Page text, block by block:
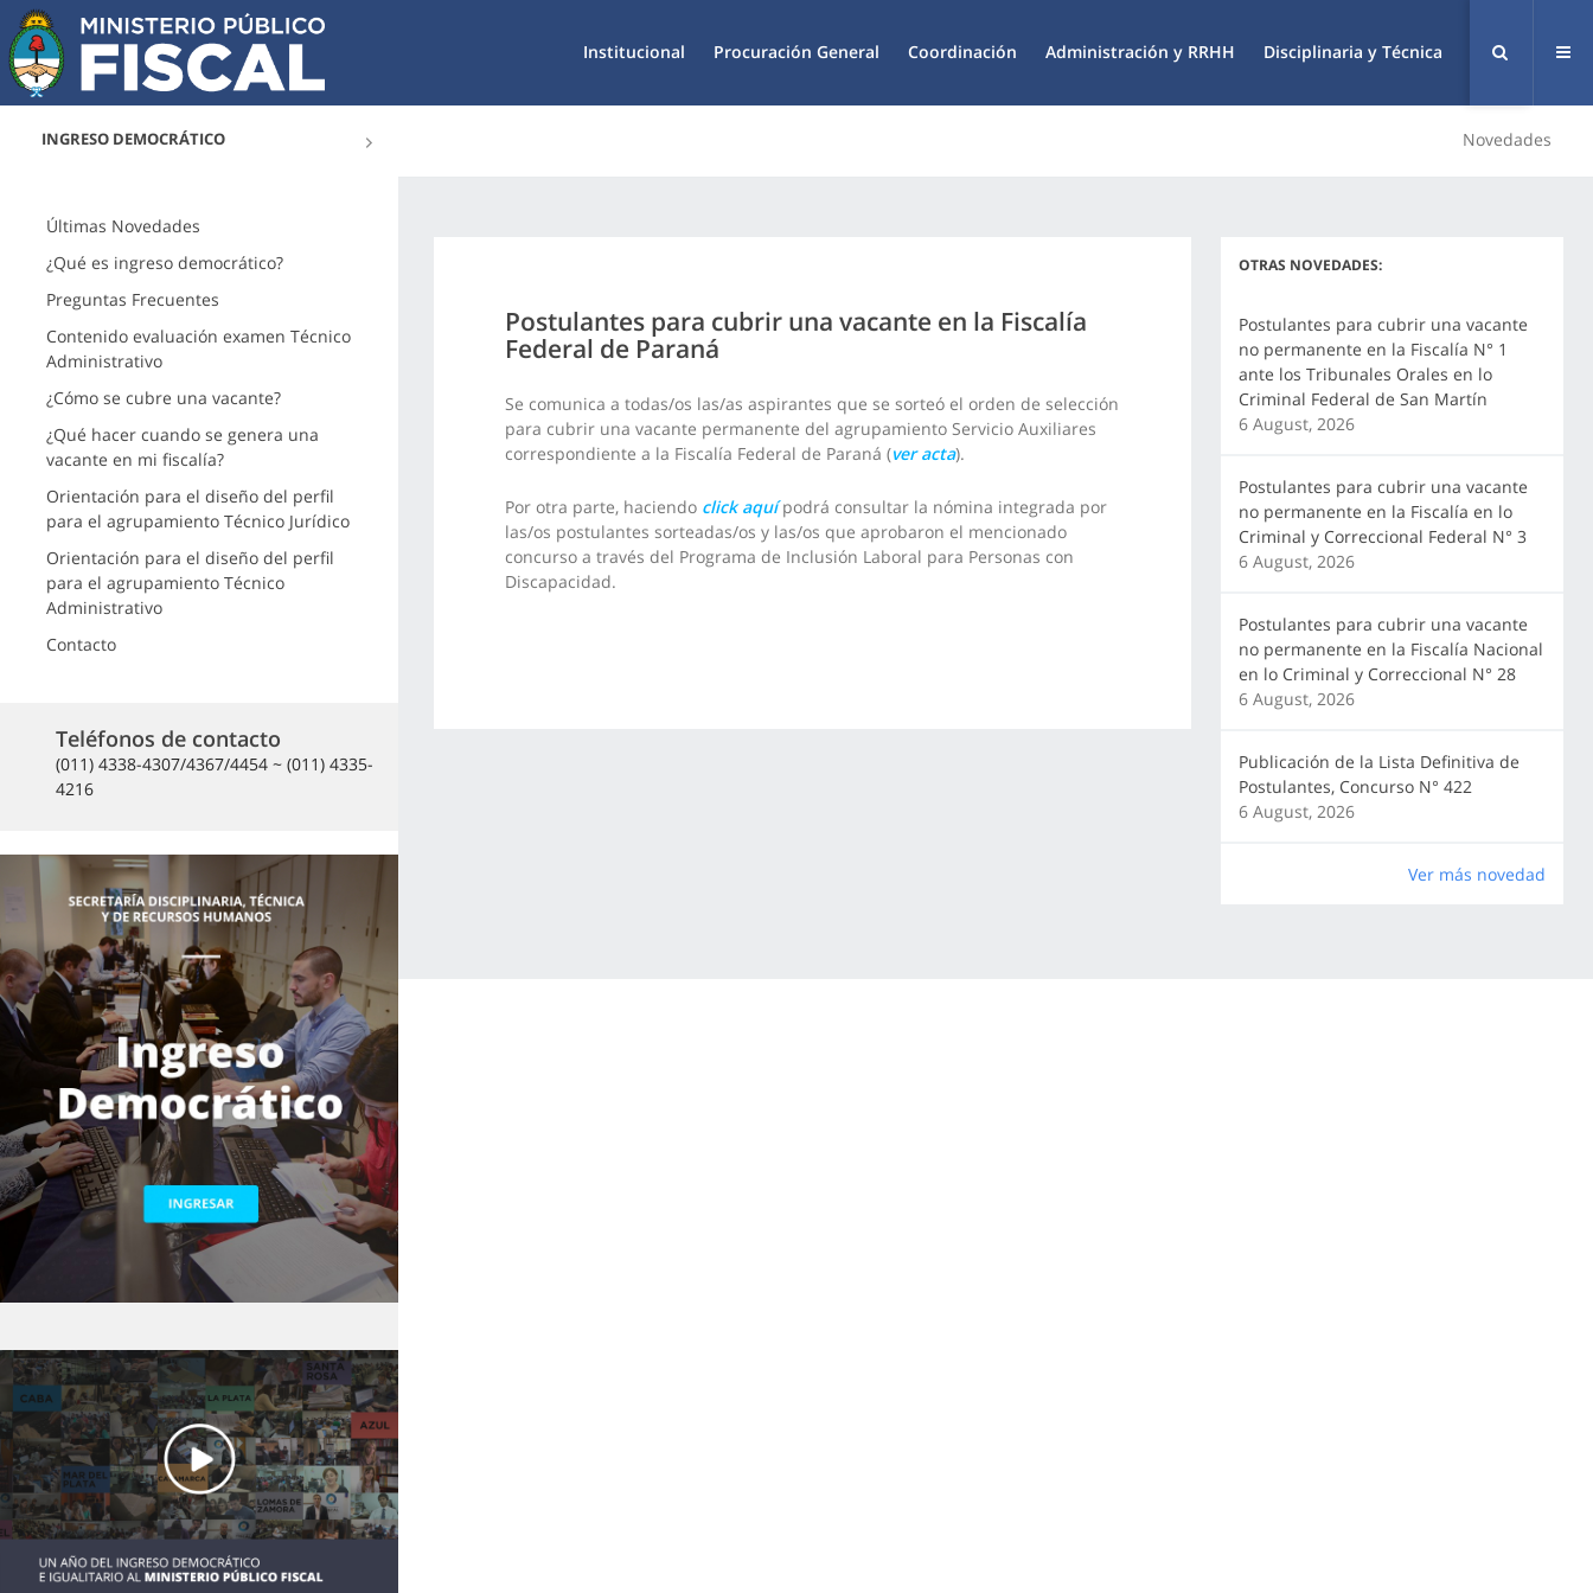
Institucional Procuración General Coordinación Administración y RRHH Disciplinaria y Técnica
INGRESO DEMOCRÁTICO Novedades
Últimas Novedades
¿Qué es ingreso democrático?
Preguntas Frecuentes
Contenido evaluación examen Técnico
Administrativo
¿Cómo se cubre una vacante?
¿Qué hacer cuando se genera una
vacante en mi fiscalía?
Orientación para el diseño del perfil
para el agrupamiento Técnico Jurídico
Orientación para el diseño del perfil
para el agrupamiento Técnico
Administrativo
Contacto
Teléfonos de contacto
(011) 4338-4307/4367/4454 ~ (011) 4335-
4216
Postulantes para cubrir una vacante en la Fiscalía
Federal de Paraná
Se comunica a todas/os las/as aspirantes que se sorteó el orden de selección
para cubrir una vacante permanente del agrupamiento Servicio Auxiliares
correspondiente a la Fiscalía Federal de Paraná (ver acta).
Por otra parte, haciendo click aquípodrá consultar la nómina integrada por
las/os postulantes sorteadas/os y las/os que aprobaron el mencionado
concurso a través del Programa de Inclusión Laboral para Personas con
Discapacidad.
OTRAS NOVEDADES:
Postulantes para cubrir una vacante
no permanente en la Fiscalía N° 1
ante los Tribunales Orales en lo
Criminal Federal de San Martín
6 August, 2026
Postulantes para cubrir una vacante
no permanente en la Fiscalía en lo
Criminal y Correccional Federal N° 3
6 August, 2026
Postulantes para cubrir una vacante
no permanente en la Fiscalía Nacional
en lo Criminal y Correccional N° 28
6 August, 2026
Publicación de la Lista Definitiva de
Postulantes, Concurso N° 422
6 August, 2026
Ver más novedad